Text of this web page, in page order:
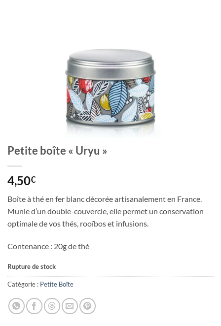
Petite boîte « Uryu »
4,50€
Boîte à thé en fer blanc décorée artisanalement en France.
Munie d’un double-couvercle, elle permet un conservation
optimale de vos thés, rooïbos et infusions.
Contenance : 20g de thé
Rupture de stock
Catégorie : Petite Boîte